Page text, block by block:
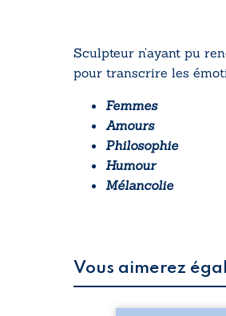
Sculpteur n’ayant pu
pour transcrire les
Femmes
Amours
Philosophie
Humour
Mélancolie
Vous aimerez